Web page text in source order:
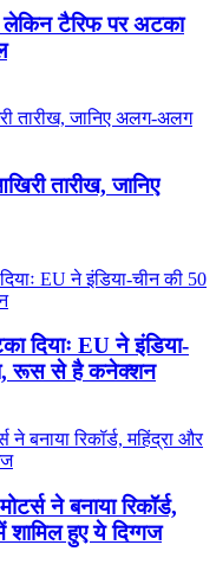
लेकिन टैरिफ पर अटका
तारीख, जानिए
दियाः EU ने इंडिया-
रूस से है कनेक्शन
ने बनाया रिकॉर्ड,
हुए ये दिग्गज